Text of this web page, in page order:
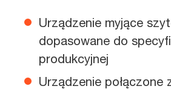
Urządzenie myjące
dopasowane do
produkcyjnej
Urządzenie połączone